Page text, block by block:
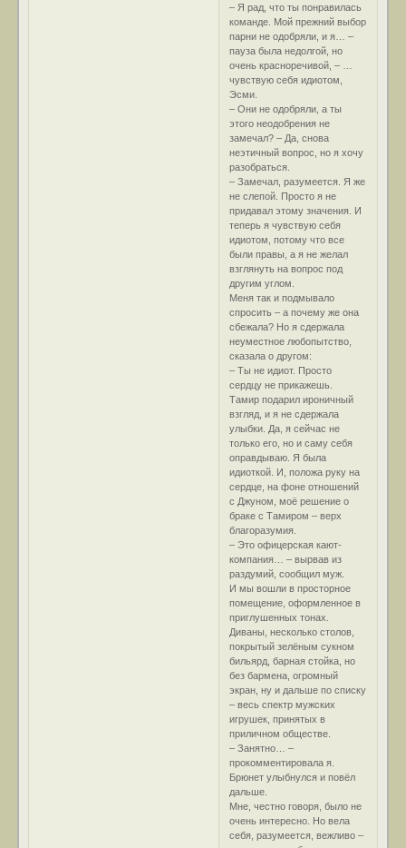
– Я рад, что ты понравилась
команде. Мой прежний выбор
парни не одобряли, и я… –
пауза была недолгой, но
очень красноречивой, – …
чувствую себя идиотом,
Эсми.
– Они не одобряли, а ты
этого неодобрения не
замечал? – Да, снова
неэтичный вопрос, но я хочу
разобраться.
– Замечал, разумеется. Я же
не слепой. Просто я не
придавал этому значения. И
теперь я чувствую себя
идиотом, потому что все
были правы, а я не желал
взглянуть на вопрос под
другим углом.
Меня так и подмывало
спросить – а почему же она
сбежала? Но я сдержала
неуместное любопытство,
сказала о другом:
– Ты не идиот. Просто
сердцу не прикажешь.
Тамир подарил ироничный
взгляд, и я не сдержала
улыбки. Да, я сейчас не
только его, но и саму себя
оправдываю. Я была
идиоткой. И, положа руку на
сердце, на фоне отношений
с Джуном, моё решение о
браке с Тамиром – верх
благоразумия.
– Это офицерская кают-
компания… – вырвав из
раздумий, сообщил муж.
И мы вошли в просторное
помещение, оформленное в
приглушенных тонах.
Диваны, несколько столов,
покрытый зелёным сукном
бильярд, барная стойка, но
без бармена, огромный
экран, ну и дальше по списку
– весь спектр мужских
игрушек, принятых в
приличном обществе.
– Занятно… –
прокомментировала я.
Брюнет улыбнулся и повёл
дальше.
Мне, честно говоря, было не
очень интересно. Но вела
себя, разумеется, вежливо –